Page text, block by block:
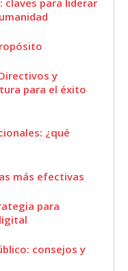
y
para el éxito
¿qué
más efectivas
para
consejos y